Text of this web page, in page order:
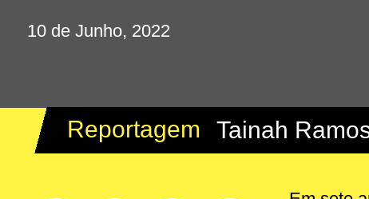
10 de Junho, 2022
Reportagem Tainah